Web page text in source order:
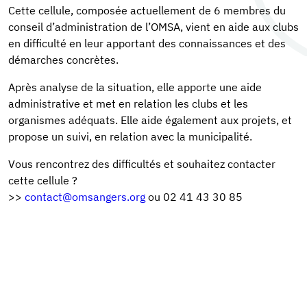
Cette cellule, composée actuellement de 6 membres du
conseil d’administration de l’OMSA, vient en aide aux clubs
en difficulté en leur apportant des connaissances et des
démarches concrètes.
Après analyse de la situation, elle apporte une aide
administrative et met en relation les clubs et les
organismes adéquats. Elle aide également aux projets, et
propose un suivi, en relation avec la municipalité.
Vous rencontrez des difficultés et souhaitez contacter
cette cellule ?
>> contact@omsangers.org ou 02 41 43 30 85